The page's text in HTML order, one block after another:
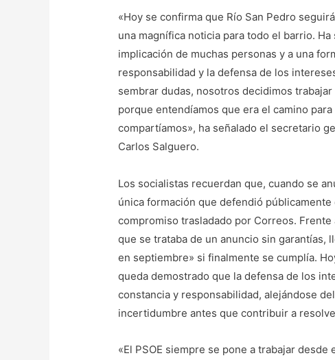
«Hoy se confirma que Río San Pedro
una magnífica noticia para todo el barrio.
implicación de muchas personas y a una
responsabilidad y la defensa de los
sembrar dudas, nosotros decidimos
porque entendíamos que era el camino
compartíamos», ha señalado el secretario
Carlos Salguero.
Los socialistas recuerdan que, cuando se
única formación que defendió
compromiso trasladado por Correos.
que se trataba de un anuncio sin garantías,
en septiembre» si finalmente se cumplía.
queda demostrado que la defensa de los
constancia y responsabilidad, alejándose
incertidumbre antes que contribuir a
«El PSOE siempre se pone a trabajar